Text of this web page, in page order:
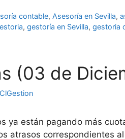
contable,Asesoría en Sevilla,
, gestoría en Sevilla, gestoria
(03 de
ClGestion
ya están pagando más
atrasos correspondientes